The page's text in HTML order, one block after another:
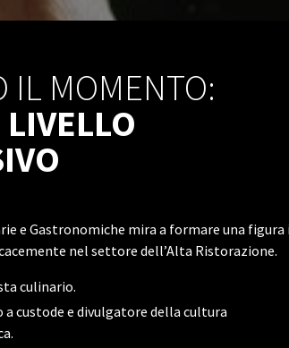
IL MOMENTO:
LIVELLO
e Gastronomiche mira a formare una figura
nel settore dell’Alta Ristorazione.
culinario.
a custode e divulgatore della cultura